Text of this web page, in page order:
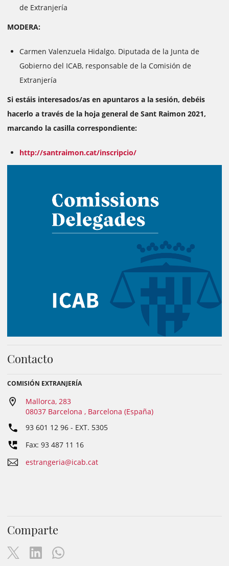
de Extranjería
MODERA:
Carmen Valenzuela Hidalgo. Diputada de la Junta de
Gobierno del ICAB, responsable de la Comisión de
Extranjería
Si estáis interesados/as en apuntaros a la sesión, debéis
hacerlo a través de la hoja general de Sant Raimon 2021,
marcando la casilla correspondiente:
http://santraimon.cat/inscripcio/
Contacto
COMISIÓN EXTRANJERÍA
Mallorca, 283
08037 Barcelona , Barcelona (España)
93 601 12 96 - EXT. 5305
Fax: 93 487 11 16
estrangeria@icab.cat
Comparte